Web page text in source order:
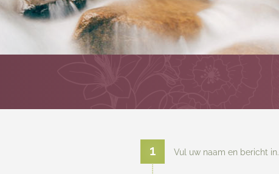
1 Vul uw naam en bericht in.